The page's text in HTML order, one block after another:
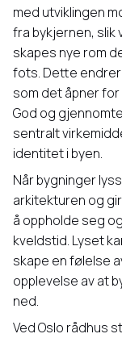
med utviklingen
fra bykjernen, slik
skapes nye rom
fots. Dette
som det åpner
God og
sentralt
identitet i byen.
Når bygninger
arkitekturen og
å oppholde seg
kveldstid. Lyset
skape en følelse
opplevelse av at
ned.
Ved Oslo rådhus